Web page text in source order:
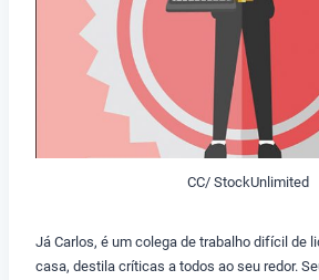
CC/ StockUnlimited
Já Carlos, é um colega de trabalho difícil de
casa, destila críticas a todos ao seu redor.